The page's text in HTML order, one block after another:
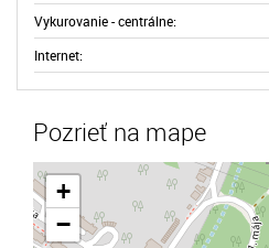
Vykurovanie - centrálne:
Internet:
Pozrieť na mape
+
−